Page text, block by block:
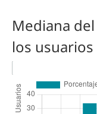
Mediana
los usuarios